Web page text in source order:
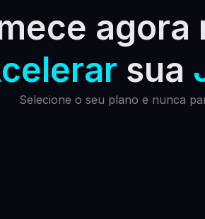
sua
Selecione o seu plano e nunca